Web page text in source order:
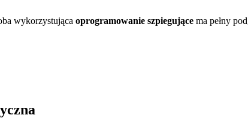
wykorzystująca oprogramowanie szpiegujące ma pełny